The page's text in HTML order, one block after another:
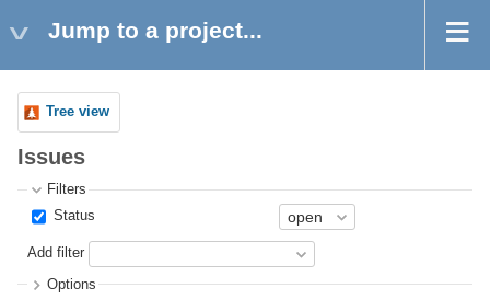
Jump to a project...
Tree view
Issues
Filters
Status
Add filter
Options